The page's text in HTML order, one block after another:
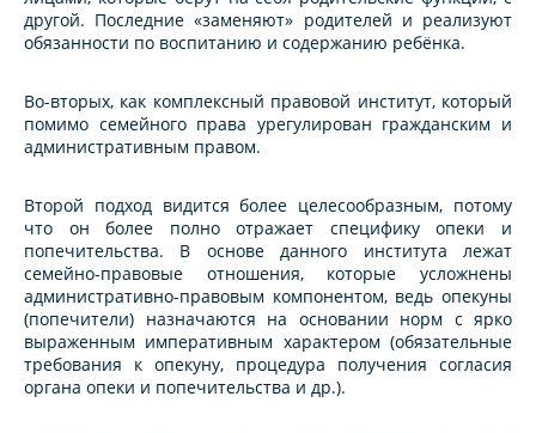
другой. Последние «заменяют» родителей и реализуют
обязанности по воспитанию и содержанию ребёнка.
Во-вторых, как комплексный правовой институт, который
помимо семейного права урегулирован гражданским и
административным правом.
Второй подход видится более целесообразным, потому
что он более полно отражает специфику опеки и
попечительства. В основе данного института лежат
семейно-правовые отношения, которые усложнены
административно-правовым компонентом, ведь опекуны
(попечители) назначаются на основании норм с ярко
выраженным императивным характером (обязательные
требования к опекуну, процедура получения согласия
органа опеки и попечительства и др.).